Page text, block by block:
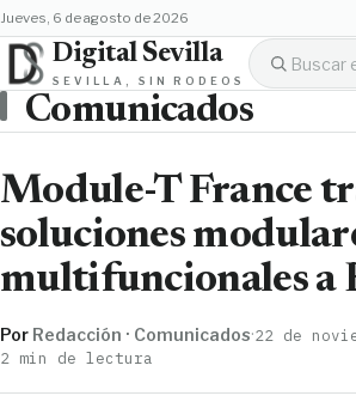
jueves, 6 de agosto de 2026
Digital Sevilla
SEVILLA, SIN RODEOS
Comunicados
Module-T France
soluciones
multifuncionales a
Por Redacción · Comunicados·22 de
2 min de lectura